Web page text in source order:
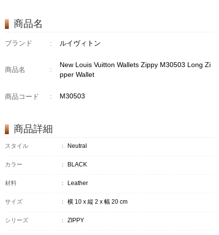
商品名
ブランド : ルイヴィトン
商品名 :
New Louis Vuitton Wallets Zippy M30503 Long Zi
pper Wallet
商品コード : M30503
商品詳細
スタイル ： Neutral
カラー ： BLACK
材料 ： Leather
サイズ ： 横 10 x 縦 2 x 幅 20 cm
シリーズ ： ZIPPY